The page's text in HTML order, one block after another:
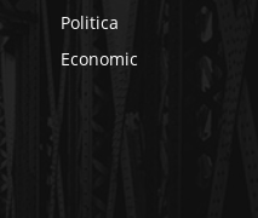
Politica
Economic